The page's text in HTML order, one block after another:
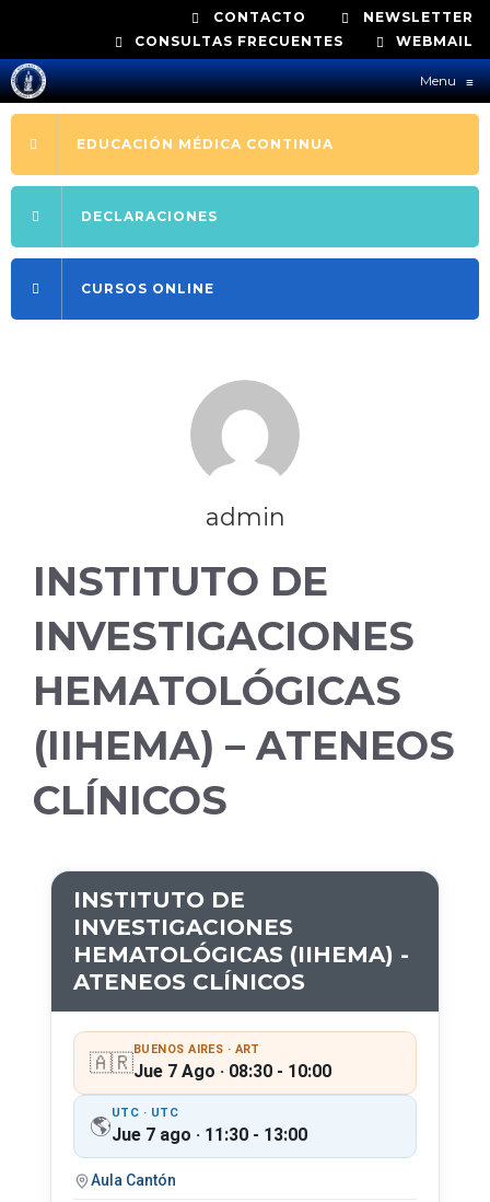
CONTACTO
NEWSLETTER
CONSULTAS FRECUENTES
WEBMAIL
Menu≡
EDUCACIÓN MÉDICA CONTINUA
DECLARACIONES
CURSOS ONLINE
admin
INSTITUTO DE
INVESTIGACIONES
HEMATOLÓGICAS
(IIHEMA) – ATENEOS
CLÍNICOS
INSTITUTO DE
INVESTIGACIONES
HEMATOLÓGICAS (IIHEMA) -
ATENEOS CLÍNICOS
🇦🇷
BUENOS AIRES · ART
Jue 7 Ago · 08:30 - 10:00
🌎
UTC · UTC
Jue 7 ago · 11:30 - 13:00
Aula Cantón